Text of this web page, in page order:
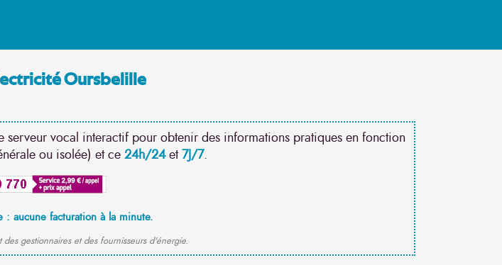
Oursbelille
serveur vocal interactif pour obtenir des informations pratiques en fonction
ou isolée) et ce 24h/24et7J/7.
aucune facturation à la minute.
gestionnaires et des fournisseurs d'énergie.